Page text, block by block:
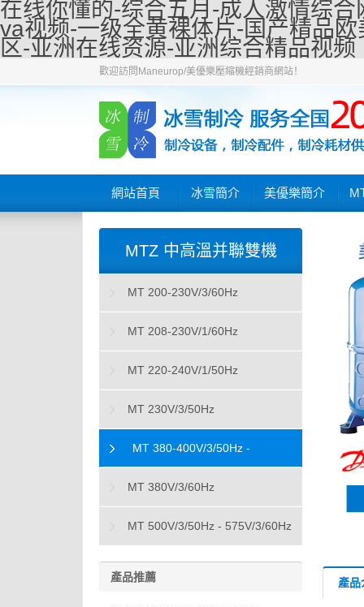
在线你懂的-综合五月-成人激情综
va视频-一级全黄裸体片-国产精品
区-亚洲在线资源-亚洲综合精品视频
歡迎訪問Maneurop/美優樂壓縮機經銷商網站！
網站首頁 冰雪簡介 美優樂簡介
產品
MTZ 中高溫并聯雙機
MT 200-230V/3/60Hz
MT 208-230V/1/60Hz
MT 220-240V/1/50Hz
MT 230V/3/50Hz
MT 380-400V/3/50Hz -
460V/3/60Hz
MT 380V/3/60Hz
MT 500V/3/50Hz - 575V/3/60Hz
產品推薦